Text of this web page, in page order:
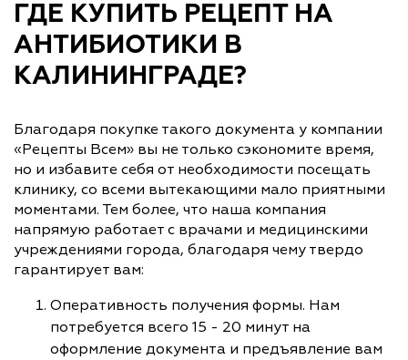
ГДЕ КУПИТЬ РЕЦЕПТ НА
АНТИБИОТИКИ В
КАЛИНИНГРАДЕ?
Благодаря покупке такого документа у компании
«Рецепты Всем» вы не только сэкономите время,
но и избавите себя от необходимости посещать
клинику, со всеми вытекающими мало приятными
моментами. Тем более, что наша компания
напрямую работает с врачами и медицинскими
учреждениями города, благодаря чему твердо
гарантирует вам:
Оперативность получения формы. Нам
потребуется всего 15 - 20 минут на
оформление документа и предъявление вам